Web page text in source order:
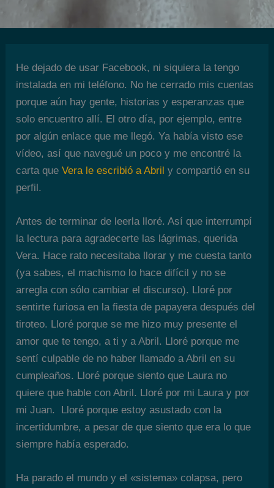
He dejado de usar Facebook, ni siquiera la tengo
instalada en mi teléfono. No he cerrado mis cuentas
porque aún hay gente, historias y esperanzas que
solo encuentro allí. El otro día, por ejemplo, entre
por algún enlace que me llegó. Ya había visto ese
vídeo, así que navegué un poco y me encontré la
carta queVera le escribió a Abril y compartió en su
perfil.
Antes de terminar de leerla lloré. Así que interrumpí
la lectura para agradecerte las lágrimas, querida
Vera. Hace rato necesitaba llorar y me cuesta tanto
(ya sabes, el machismo lo hace difícil y no se
arregla con sólo cambiar el discurso). Lloré por
sentirte furiosa en la fiesta de papayera después del
tiroteo. Lloré porque se me hizo muy presente el
amor que te tengo, a ti y a Abril. Lloré porque me
sentí culpable de no haber llamado a Abril en su
cumpleaños. Lloré porque siento que Laura no
quiere que hable con Abril. Lloré por mi Laura y por
mi Juan. Lloré porque estoy asustado con la
incertidumbre, a pesar de que siento que era lo que
siempre había esperado.
Ha parado el mundo y el «sistema» colapsa, pero